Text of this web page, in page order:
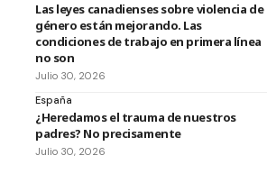
Las leyes canadienses sobre violencia de
género están mejorando. Las
condiciones de trabajo en primera línea
no son
Julio 30, 2026
España
¿Heredamos el trauma de nuestros
padres? No precisamente
Julio 30, 2026